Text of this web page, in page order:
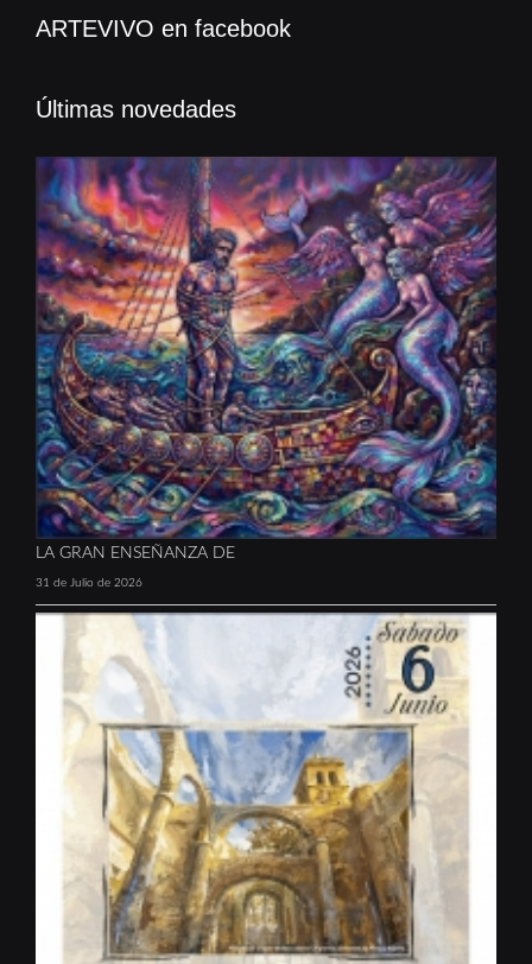
ARTEVIVO en facebook
Últimas novedades
LA GRAN ENSEÑANZA DE
31 de Julio de 2026